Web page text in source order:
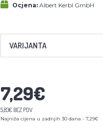
Ocjena: Albert Kerbl GmbH
VARIJANTA
7,29€
5,83€ BEZ PDV
Najniža cijena u zadnjih 30 dana - 7,29€